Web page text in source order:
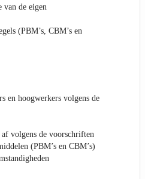
van de eigen
(PBM’s, CBM’s en
en hoogwerkers volgens de
volgens de voorschriften
(PBM’s en CBM’s)